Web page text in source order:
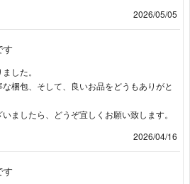
2026/05/05
す
した。
梱包、そして、良いお品をどうもありがと
ましたら、どうぞ宜しくお願い致します。
2026/04/16
す